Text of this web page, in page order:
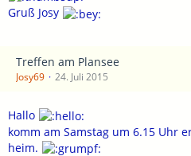
Gruß Josy
Treffen am Plansee
Josy69 24. Juli 2015
Hallo
komm am Samstag um 6.15 Uhr
heim.